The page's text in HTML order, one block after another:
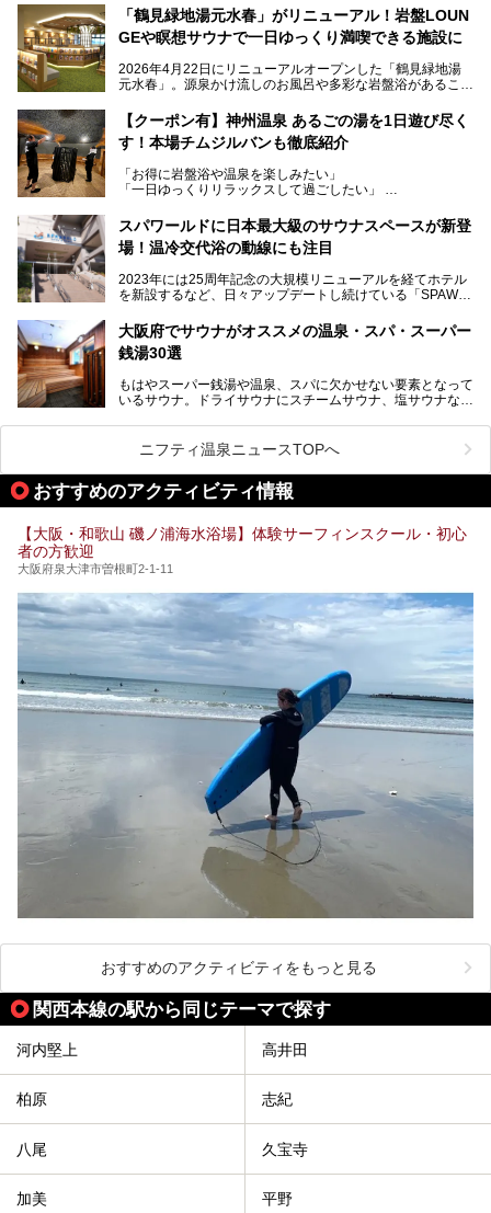
当初の計画から約5年の時を経て誕生した本施設は、温泉・
サウナ・岩盤浴・フィットネス・ラウンジ・レストランなど
を融合した、これまでの“水春”のイメージをさらに進化させ
今回はオープン前の内覧会に参加し、館内のこだわりポイン
サウナー注目の3種のサウナや160cmの深水風呂、没入感の
高い岩盤浴エリア、日本最大の台数を誇る最新AIフィットネ
スマシンなど、見どころ満載の館内を詳しくご紹介します。
「鶴見緑地湯元水春」がリニューアル！岩盤LOUN
GEや瞑想サウナで一日ゆっくり満喫できる施設に
2026年4月22日にリニューアルオープンした「鶴見緑地湯
元水春」。源泉かけ流しのお風呂や多彩な岩盤浴があること
に“一日中くつろげる場所”としてパワーアップしています。
今回のリニューアルでは、新たに登場した瞑想サウナをはじ
見どころが盛りだくさん。日常の疲れを癒やしたい方はもち
ろん、休日にゆったり過ごしたい方にもぴったりの内容とな
本記事では、そんなリニューアル後の注目ポイントを詳しく
紹介します。これから「鶴見緑地湯元水春」に訪れる方や、
い。
【クーポン有】神州温泉 あるごの湯を1日遊び尽く
す！本場チムジルバンも徹底紹介
「お得に岩盤浴や温泉を楽しみたい」
「一日ゆっくりリラックスして過ごしたい」
利用できる「神州温泉 あるごの湯」です。
あるごの湯は、大阪府豊中市にある日帰り温浴施設で、阪急
チムジルバン（岩盤浴）を中心に、発汗・リラックス・漫画
タイムまで満喫できる長時間滞在型の施設なので、一日中ゆ
る迫力ある熱波パフォーマンスも毎日行われており、“とと
のう”体験をしっかり楽しめるのもポイントです。
ケやボウリングといった遊び場もあり、友人同士やカップル
で“遊び+癒し”の一日を過ごすのにもぴったり。
処にいたるまで魅力をたっぷり堪能してきたので、その全容
スパワールドに日本最大級のサウナスペースが新登
場！温冷交代浴の動線にも注目
2023年には25周年記念の大規模リニューアルを経てホテル
を新設するなど、日々アップデートし続けている「SPAWO
そんなスパワールドが2025年11月15日（土）に、新たな浴
室や日本最大級140人収容の大規模サウナを携えてリニュー
アルオープン！浴室である4F・6Fそれぞれにリニューアル
大規模リニューアルの全容を確認すべく、リニューアルプレ
オープンイベントに行ってきました！今回はそのリニューア
大阪府でサウナがオススメの温泉・スパ・スーパー
銭湯30選
もはやスーパー銭湯や温泉、スパに欠かせない要素となって
いるサウナ。ドライサウナにスチームサウナ、塩サウナな
ペース、ロウリュウなど、心ゆくまで楽しむためのサービス
が充実した施設も多くみられます。
今回はそんなサウナにこだわった、大阪府内のオススメ温
泉・銭湯・スパを30件紹介したいと思います！
ニフティ温泉ニュースTOPへ
おすすめのアクティビティ情報
【大阪・和歌山 磯ノ浦海水浴場】体験サーフィンスクール・初心
者の方歓迎
大阪府泉大津市曽根町2-1-11
おすすめのアクティビティをもっと見る
関西本線の駅から同じテーマで探す
河内堅上 高井田
柏原 志紀
八尾 久宝寺
加美 平野